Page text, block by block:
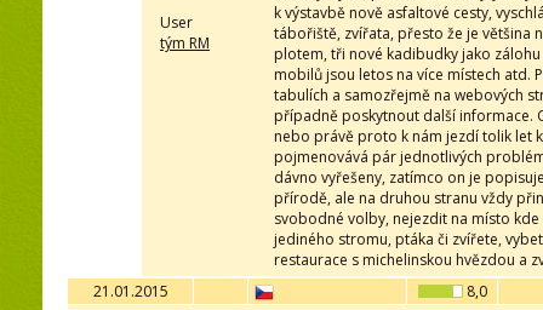
User
tým RM
k výstavbě nově asfaltové cesty,
tábořiště, zvířata, přesto že je většina
plotem, tři nové kadibudky jako
mobilů jsou letos na více místech atd.
tabulích a samozřejmě na webových
případně poskytnout další informace.
nebo právě proto k nám jezdí tolik let
pojmenovává pár jednotlivých
dávno vyřešeny, zatímco on je
přírodě, ale na druhou stranu vždy
svobodné volby, nejezdit na místo
jediného stromu, ptáka či zvířete,
restaurace s michelinskou hvězdou a
21.01.2015
8,0